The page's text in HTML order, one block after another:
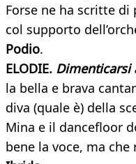
Forse ne ha scritte
col supporto
Podio.
ELODIE. Dimenticarsi
la bella e brava
diva (quale è) della
Mina e il dancefloor
bene la voce, ma che